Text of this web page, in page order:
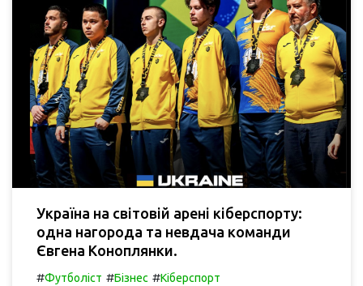
Україна на світовій арені кіберспорту:
одна нагорода та невдача команди
Євгена Коноплянки.
#Футболіст #Бізнес #Кіберспорт